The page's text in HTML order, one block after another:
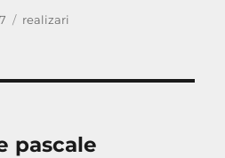
Categorii
realizari
pascale